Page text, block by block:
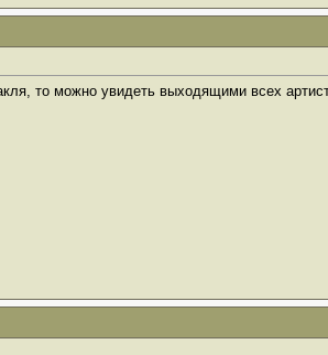
то можно увидеть выходящими всех